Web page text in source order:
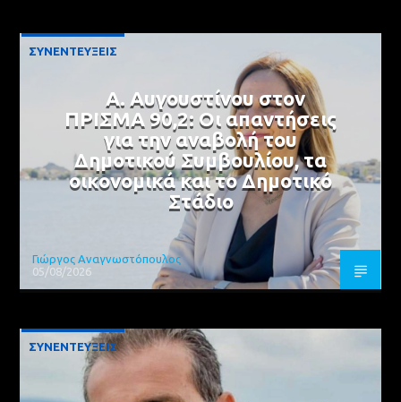
ΣΥΝΕΝΤΕΥΞΕΙΣ
Α. Αυγουστίνου στον
ΠΡΙΣΜΑ 90,2: Οι απαντήσεις
για την αναβολή του
Δημοτικού Συμβουλίου, τα
οικονομικά και το Δημοτικό
Στάδιο
Γιώργος Αναγνωστόπουλος
05/08/2026
ΣΥΝΕΝΤΕΥΞΕΙΣ